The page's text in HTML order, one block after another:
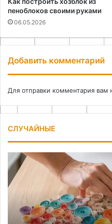
пеноблоков своими руками
06.05.2026
Добавить комментарий
Для отправки комментария вам
СЛУЧАЙНЫЕ
Квиллинг
для
начинающих:
осваиваем
бумагокручение